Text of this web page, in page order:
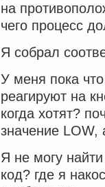
      }
// запрошено
{
     {
//  на
на
чего процесс
Я собрал
У меня пока
реагируют на
когда хотят?
значение LOW,
Я не могу
код? где я